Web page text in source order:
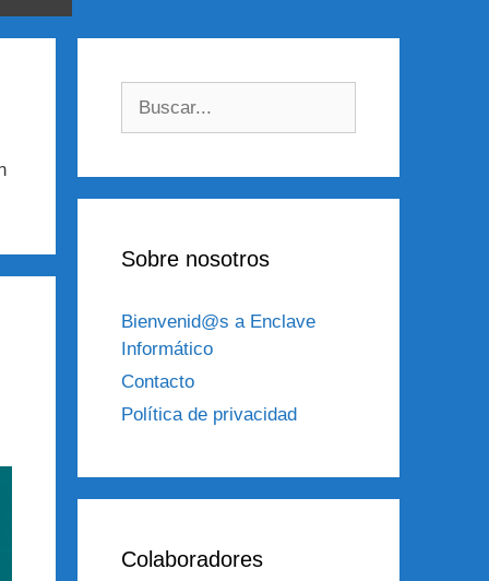
Sobre nosotros
Bienvenid@s a Enclave
Informático
Contacto
Política de privacidad
Colaboradores